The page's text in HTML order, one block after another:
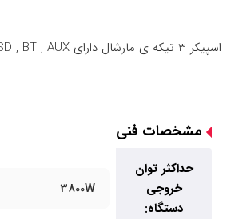
اسپیکر 3 تیکه ی مارشال دارای USB , SD , BT , AUX و رادیو با قدرت خروجی 3800 وات یکی از پرفروش ترین محصولات شرکت مارشال و یکی از بهترین اسپیکرهای حال حاضر در ایران میباشد.
مشخصات فنی
حداکثر توان
خروجی
دستگاه:
3800W